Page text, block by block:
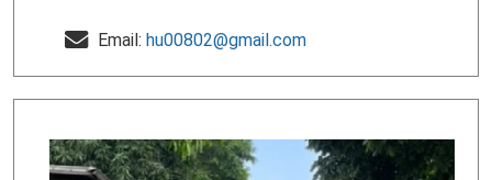
Email: hu00802@gmail.com